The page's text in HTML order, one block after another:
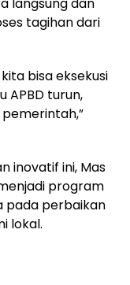
tagihan dari
bisa eksekusi
APBD turun,
inovatif ini, Mas
program
pada perbaikan
lokal.